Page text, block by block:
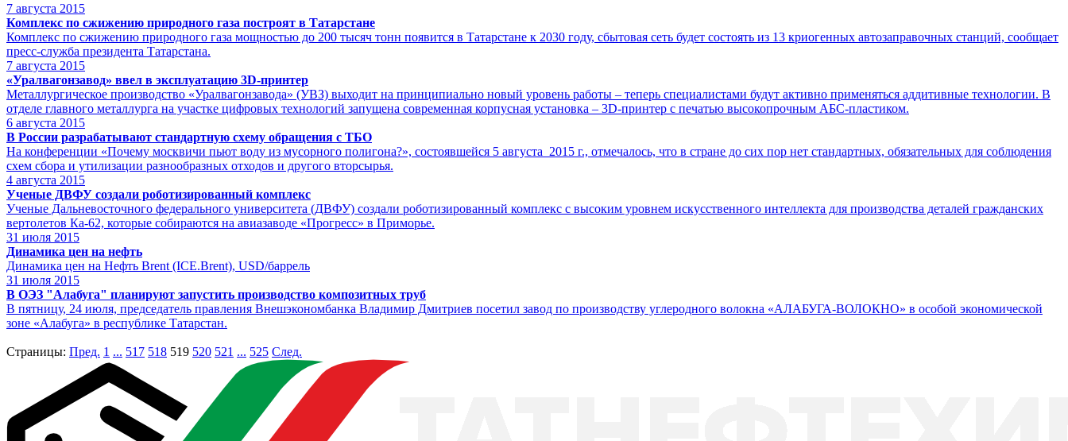
7 августа 2015
Комплекс по сжижению природного газа построят в Татарстане
Комплекс по сжижению природного газа мощностью до 200 тысяч тонн появится в Татарстане к 2030 году, сбытовая сеть будет состоять из 13 криогенных автозаправочных станций, сообщает
пресс-служба президента Татарстана.
7 августа 2015
«Уралвагонзавод» ввел в эксплуатацию 3D-принтер
Металлургическое производство «Уралвагонзавода» (УВЗ) выходит на принципиально новый уровень работы – теперь специалистами будут активно применяться аддитивные технологии. В
отделе главного металлурга на участке цифровых технологий запущена современная корпусная установка – 3D-принтер с печатью высокопрочным AБС-пластиком.
6 августа 2015
В России разрабатывают стандартную схему обращения с ТБО
На конференции «Почему москвичи пьют воду из мусорного полигона?», состоявшейся 5 августа 2015 г., отмечалось, что в стране до сих пор нет стандартных, обязательных для соблюдения
схем сбора и утилизации разнообразных отходов и другого вторсырья.
4 августа 2015
Ученые ДВФУ создали роботизированный комплекс
Ученые Дальневосточного федерального университета (ДВФУ) создали роботизированный комплекс с высоким уровнем искусственного интеллекта для производства деталей гражданских
вертолетов Ка-62, которые собираются на авиазаводе «Прогресс» в Приморье.
31 июля 2015
Динамика цен на нефть
Динамика цен на Нефть Brent (ICE.Brent), USD/баррель
31 июля 2015
В ОЭЗ "Алабуга" планируют запустить производство композитных труб
В пятницу, 24 июля, председатель правления Внешэкономбанка Владимир Дмитриев посетил завод по производству углеродного волокна «АЛАБУГА-ВОЛОКНО» в особой экономической
зоне «Алабуга» в республике Татарстан.
Страницы: Пред. 1 ... 517 518 519 520 521 ... 525 След.